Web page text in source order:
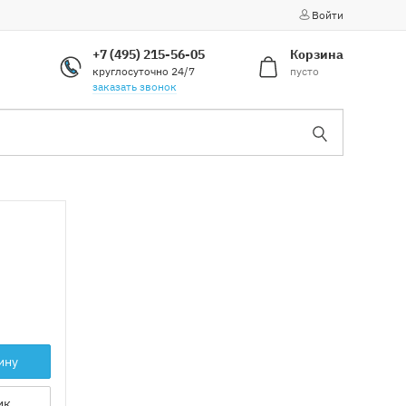
Войти
+7 (495) 215-56-05
круглосуточно 24/7
заказать звонок
Корзина
пусто